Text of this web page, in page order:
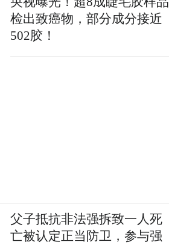
检出致癌物，部分成分接近
502胶！
父子抵抗非法强拆致一人死
亡被认定正当防卫，参与强